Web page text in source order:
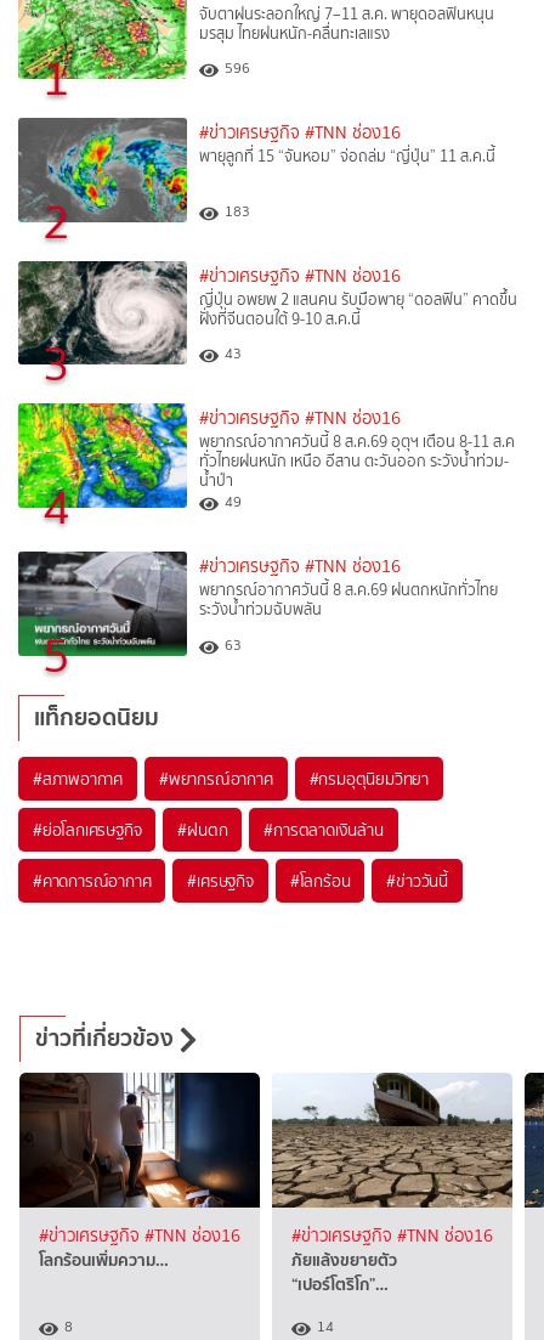
1
จับตาฝนระลอกใหญ่ 7–11 ส.ค. พายุดอลฟินหนุน
มรสุม ไทยฝนหนัก-คลื่นทะเลแรง
596
2
#ข่าวเศรษฐกิจ #TNN ช่อง16
พายุลูกที่ 15 “จันหอม” จ่อถล่ม “ญี่ปุ่น” 11 ส.ค.นี้
183
3
#ข่าวเศรษฐกิจ #TNN ช่อง16
ญี่ปุ่น อพยพ 2 แสนคน รับมือพายุ “ดอลฟิน” คาดขึ้น
ฝั่งที่จีนตอนใต้ 9-10 ส.ค.นี้
43
4
#ข่าวเศรษฐกิจ #TNN ช่อง16
พยากรณ์อากาศวันนี้ 8 ส.ค.69 อุตุฯ เตือน 8-11 ส.ค
ทั่วไทยฝนหนัก เหนือ อีสาน ตะวันออก ระวังน้ำท่วม-
น้ำป่า
49
5
#ข่าวเศรษฐกิจ #TNN ช่อง16
พยากรณ์อากาศวันนี้ 8 ส.ค.69 ฝนตกหนักทั่วไทย
ระวังน้ำท่วมฉับพลัน
63
แท็กยอดนิยม
#สภาพอากาศ #พยากรณ์อากาศ #กรมอุตุนิยมวิทยา
#ย่อโลกเศรษฐกิจ #ฝนตก #การตลาดเงินล้าน
#คาดการณ์อากาศ #เศรษฐกิจ #โลกร้อน #ข่าววันนี้
ข่าวที่เกี่ยวข้อง
#ข่าวเศรษฐกิจ #TNN ช่อง16
โลกร้อนเพิ่มความ…
8
#ข่าวเศรษฐกิจ #TNN ช่อง16
ภัยแล้งขยายตัว
“เปอร์โตริโก”…
14